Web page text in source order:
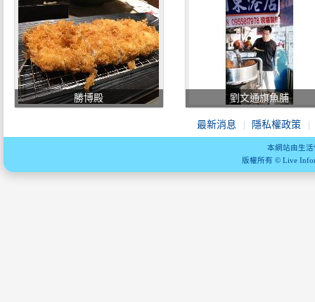
勝博殿 劉文通旗魚脯
最新消息 隱私權政策
本網站由生
版權所有 © Live